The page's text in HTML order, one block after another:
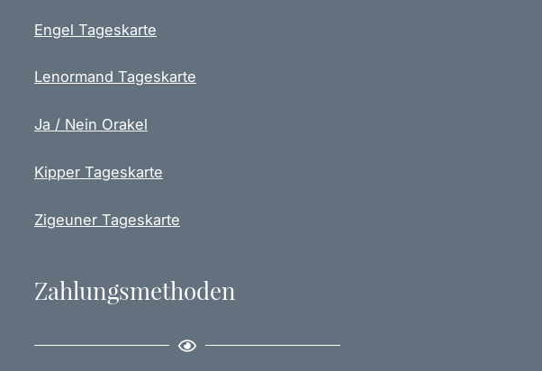
Engel Tageskarte
Lenormand Tageskarte
Ja / Nein Orakel
Kipper Tageskarte
Zigeuner Tageskarte
Zahlungsmethoden